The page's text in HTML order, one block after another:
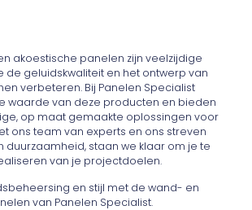
akoestische panelen zijn veelzijdige
de geluidskwaliteit en het ontwerp van
verbeteren. Bij Panelen Specialist
waarde van deze producten en bieden
op maat gemaakte oplossingen voor
ons team van experts en ons streven
duurzaamheid, staan we klaar om je te
van je projectdoelen.
en stijl met de wand- en
van Panelen Specialist.